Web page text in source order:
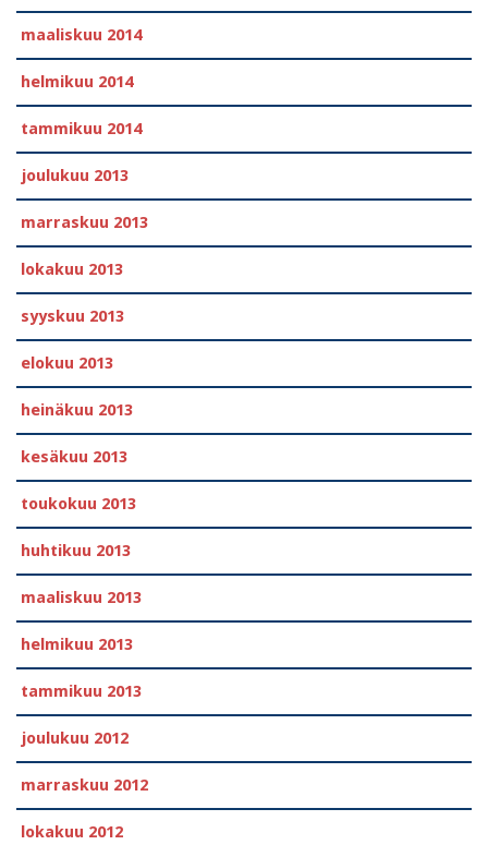
maaliskuu 2014
helmikuu 2014
tammikuu 2014
joulukuu 2013
marraskuu 2013
lokakuu 2013
syyskuu 2013
elokuu 2013
heinäkuu 2013
kesäkuu 2013
toukokuu 2013
huhtikuu 2013
maaliskuu 2013
helmikuu 2013
tammikuu 2013
joulukuu 2012
marraskuu 2012
lokakuu 2012